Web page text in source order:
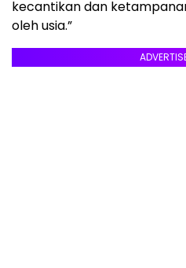
kecantikan dan
oleh usia.”